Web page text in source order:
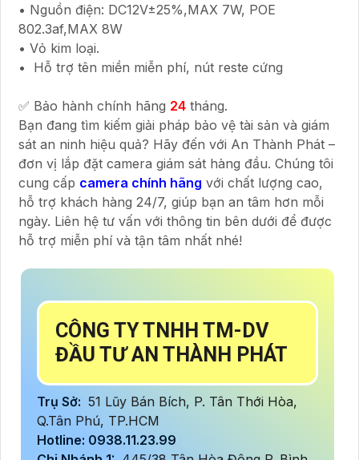
• Nguồn điện: DC12V±25%,MAX 7W, POE
802.3af,MAX 8W
• Vỏ kim loại.
• Hỗ trợ tên miền miễn phí, nút reste cứng
✅ Bảo hành chính hãng 24 tháng.
Bạn đang tìm kiếm giải pháp bảo vệ tài sản và giám
sát an ninh hiệu quả? Hãy đến với An Thành Phát –
đơn vị lắp đặt camera giám sát hàng đầu. Chúng tôi
cung cấp camera chính hãng với chất lượng cao,
hỗ trợ khách hàng 24/7, giúp bạn an tâm hơn mỗi
ngày. Liên hệ tư vấn với thông tin bên dưới để được
hỗ trợ miễn phí và tận tâm nhất nhé!
CÔNG TY TNHH TM-DV
ĐẦU TƯ AN THÀNH PHÁT
Trụ Sở: 51 Lũy Bán Bích, P. Tân Thới Hòa,
Q.Tân Phú, TP.HCM
Hotline: 0938.11.23.99